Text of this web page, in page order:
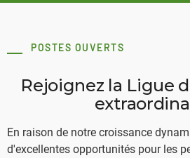
POSTES OUVERTS
Rejoignez la Ligue
En raison de notre croissance
d'excellentes opportunités pour les